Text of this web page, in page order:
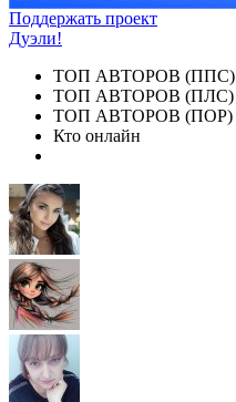
Поддержать проект
Дуэли!
ТОП АВТОРОВ (ППС)
ТОП АВТОРОВ (ПЛС)
ТОП АВТОРОВ (ПОР)
Кто онлайн